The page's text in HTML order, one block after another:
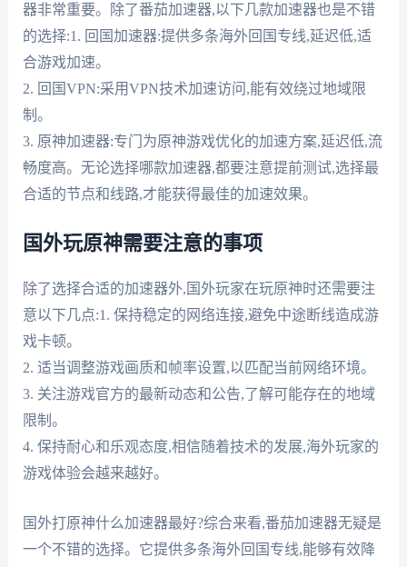
器非常重要。除了番茄加速器,以下几款加速器也是不错
的选择:1. 回国加速器:提供多条海外回国专线,延迟低,适
合游戏加速。
2. 回国VPN:采用VPN技术加速访问,能有效绕过地域限
制。
3. 原神加速器:专门为原神游戏优化的加速方案,延迟低,流
畅度高。无论选择哪款加速器,都要注意提前测试,选择最
合适的节点和线路,才能获得最佳的加速效果。
国外玩原神需要注意的事项
除了选择合适的加速器外,国外玩家在玩原神时还需要注
意以下几点:1. 保持稳定的网络连接,避免中途断线造成游
戏卡顿。
2. 适当调整游戏画质和帧率设置,以匹配当前网络环境。
3. 关注游戏官方的最新动态和公告,了解可能存在的地域
限制。
4. 保持耐心和乐观态度,相信随着技术的发展,海外玩家的
游戏体验会越来越好。
国外打原神什么加速器最好?综合来看,番茄加速器无疑是
一个不错的选择。它提供多条海外回国专线,能够有效降